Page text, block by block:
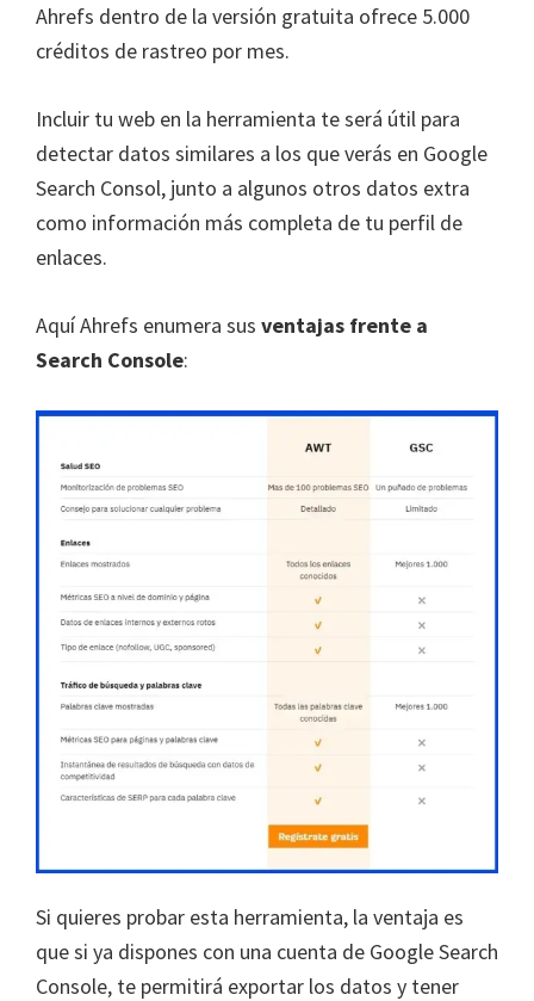
Ahrefs dentro de la versión gratuita ofrece 5.000
créditos de rastreo por mes.
Incluir tu web en la herramienta te será útil para
detectar datos similares a los que verás en Google
Search Consol, junto a algunos otros datos extra
como información más completa de tu perfil de
enlaces.
Aquí Ahrefs enumera sus ventajas frente a
Search Console:
Si quieres probar esta herramienta, la ventaja es
que si ya dispones con una cuenta de Google Search
Console, te permitirá exportar los datos y tener